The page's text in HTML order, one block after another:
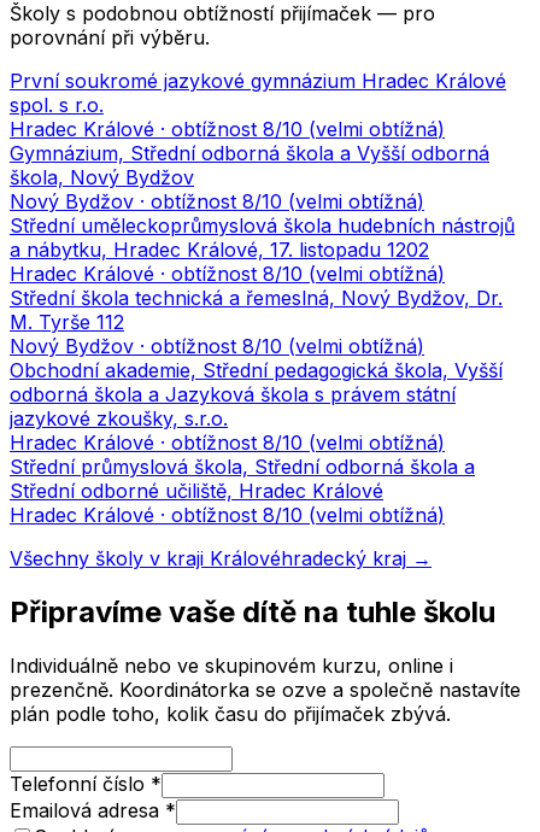
Školy s podobnou obtížností přijímaček — pro
porovnání při výběru.
První soukromé jazykové gymnázium Hradec Králové
spol. s r.o.
Hradec Králové · obtížnost 8/10 (velmi obtížná)
Gymnázium, Střední odborná škola a Vyšší odborná
škola, Nový Bydžov
Nový Bydžov · obtížnost 8/10 (velmi obtížná)
Střední uměleckoprůmyslová škola hudebních nástrojů
a nábytku, Hradec Králové, 17. listopadu 1202
Hradec Králové · obtížnost 8/10 (velmi obtížná)
Střední škola technická a řemeslná, Nový Bydžov, Dr.
M. Tyrše 112
Nový Bydžov · obtížnost 8/10 (velmi obtížná)
Obchodní akademie, Střední pedagogická škola, Vyšší
odborná škola a Jazyková škola s právem státní
jazykové zkoušky, s.r.o.
Hradec Králové · obtížnost 8/10 (velmi obtížná)
Střední průmyslová škola, Střední odborná škola a
Střední odborné učiliště, Hradec Králové
Hradec Králové · obtížnost 8/10 (velmi obtížná)
Všechny školy v kraji Královéhradecký kraj →
Připravíme vaše dítě na tuhle školu
Individuálně nebo ve skupinovém kurzu, online i
prezenčně. Koordinátorka se ozve a společně nastavíte
plán podle toho, kolik času do přijímaček zbývá.
Telefonní číslo *
Emailová adresa *